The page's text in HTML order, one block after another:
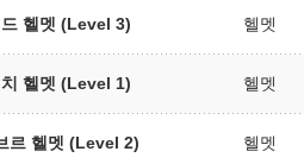
헬멧 (Level 3) 헬멧
헬멧 (Level 1) 헬멧
르 헬멧 (Level 2) 헬멧